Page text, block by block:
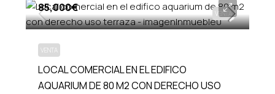
VENTA
85,000€
VENTA
LOCAL COMERCIAL EN EL EDIFICO
AQUARIUM DE 80 M2 CON DERECHO USO